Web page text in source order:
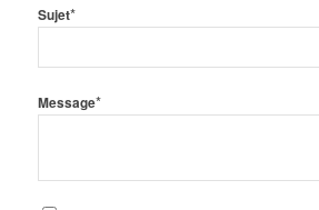
Sujet*
Message*